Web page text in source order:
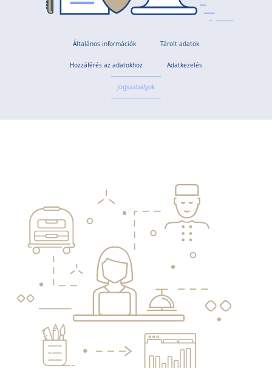
Általános információk Tárolt adatok
Hozzáférés az adatokhoz Adatkezelés
Jogszabályok